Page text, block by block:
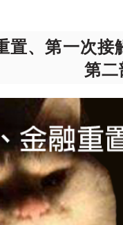
置、第一次
第